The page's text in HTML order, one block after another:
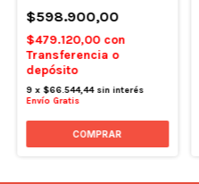
$598.900,00
$479.120,00 con
Transferencia o
depósito
9 x $66.544,44 sin interés
Envío Gratis